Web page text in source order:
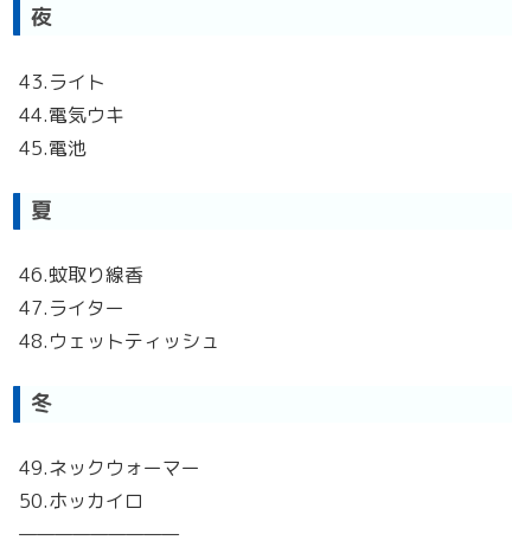
夜
43.ライト
44.電気ウキ
45.電池
夏
46.蚊取り線香
47.ライター
48.ウェットティッシュ
冬
49.ネックウォーマー
50.ホッカイロ
—————————